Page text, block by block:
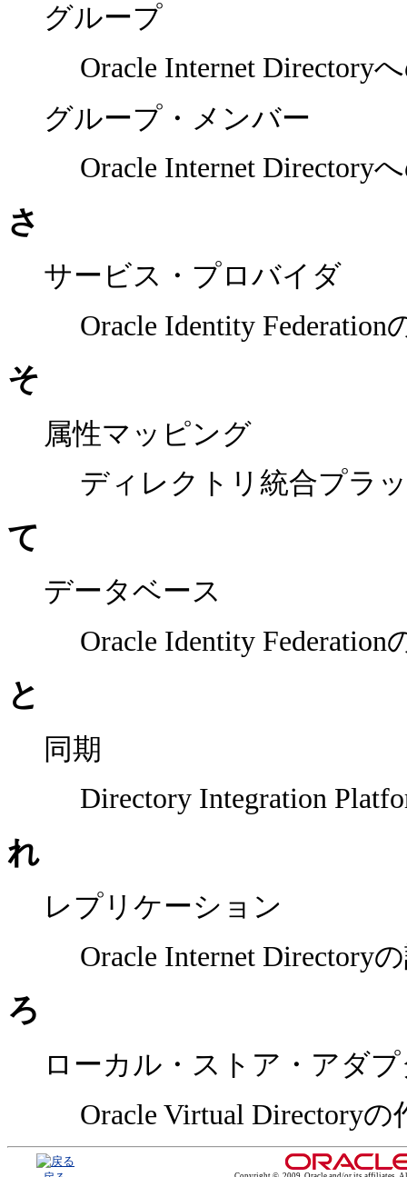
グループ
Oracle Internet Directory
グループ・メンバー
Oracle Internet Directory
さ
サービス・プロバイダ
Oracle Identity Federation
そ
属性マッピング
ディレクトリ統合プラ
て
データベース
Oracle Identity
と
同期
Directory Integration
れ
レプリケーション
Oracle Internet Directory
ろ
ローカル・ストア・アダ
Oracle Virtual Directoryの